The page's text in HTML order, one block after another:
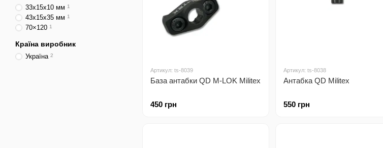
Артикул: ts-8039
База антабки QD M-LOK Militex
450 грн
Артикул: ts-8038
Антабка QD Militex
550 грн
33x15x10 мм 1
43x15x35 мм 1
70×120 1
Країна виробник
Україна 2